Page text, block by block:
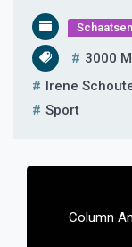
3000
Irene
Sport
Bericht
Column